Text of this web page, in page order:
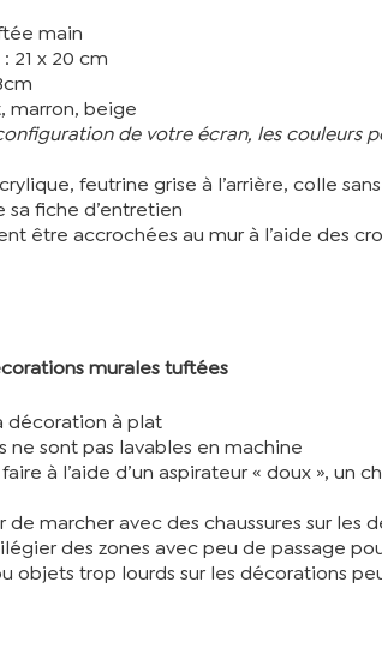
main
21 x 20 cm
marron, beige
de votre écran, les couleurs
feutrine grise à l’arrière, colle
fiche d’entretien
être accrochées au mur à l’aide des
murales tuftées
décoration à plat
ne sont pas lavables en machine
à l’aide d’un aspirateur « doux », un
de marcher avec des chaussures sur les
des zones avec peu de passage
objets trop lourds sur les décorations